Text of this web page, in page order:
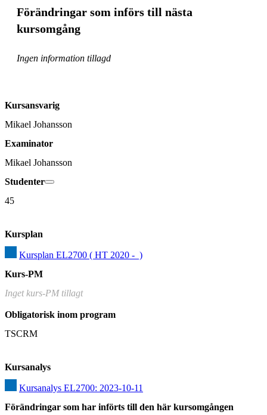
Förändringar som införs till nästa
kursomgång
Ingen information tillagd
Kursansvarig
Mikael Johansson
Examinator
Mikael Johansson
Studenter
45
Kursplan
Kursplan EL2700 ( HT 2020 -  )
Kurs-PM
Inget kurs-PM tillagt
Obligatorisk inom program
TSCRM
Kursanalys
Kursanalys EL2700: 2023-10-11
Förändringar som har införts till den här kursomgången